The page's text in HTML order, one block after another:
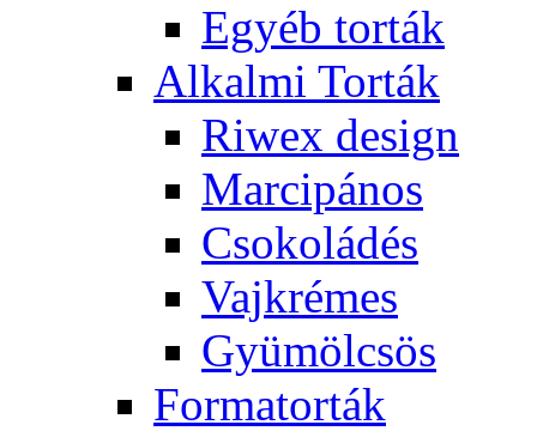
Egyéb torták
Alkalmi Torták
Riwex design
Marcipános
Csokoládés
Vajkrémes
Gyümölcsös
Formatorták